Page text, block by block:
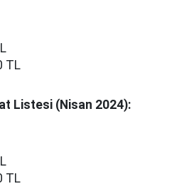
TL
Listesi (Nisan 2024):
TL